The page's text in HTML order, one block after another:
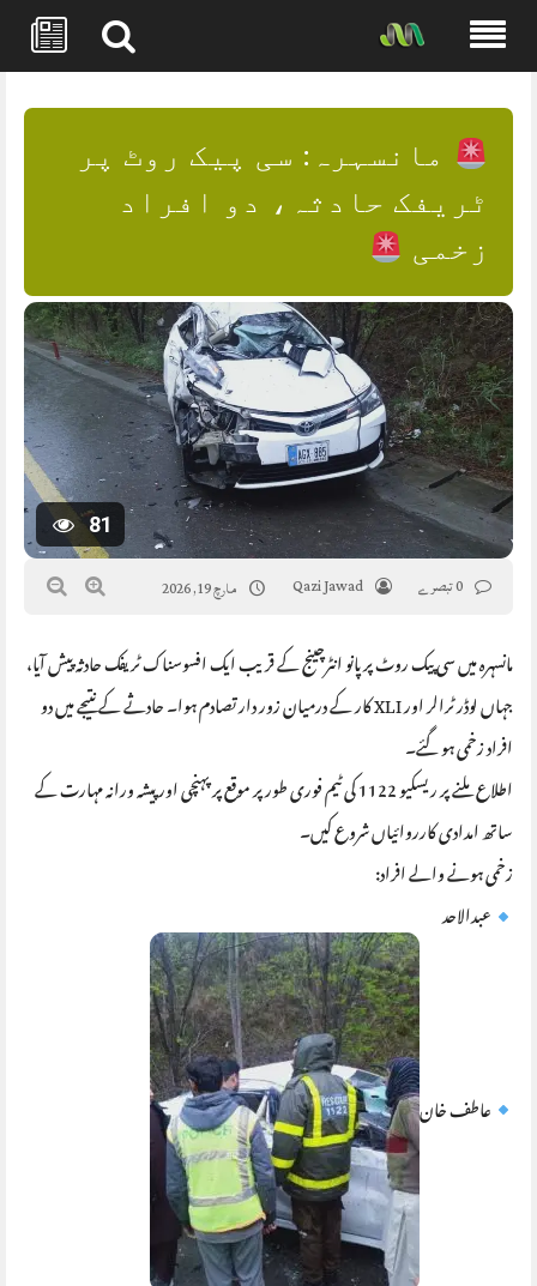
content
مانسہرہ: سی پیک روٹ پر
ٹریفک حادثہ، دو افراد
زخمی
81
Qazi Jawad مارچ 19, 2026
مانسہرہ میں سی پیک روٹ پر پانو انٹرچینج کے قریب ایک افسوسناک ٹریفک حادثہ پیش آیا،
جہاں لوڈر ٹرالر اور XLI کار کے درمیان زور دار تصادم ہوا۔ حادثے کے نتیجے میں دو
افراد زخمی ہو گئے۔
اطلاع ملنے پر ریسکیو 1122 کی ٹیم فوری طور پر موقع پر پہنچی اور پیشہ ورانہ مہارت کے
ساتھ امدادی کارروائیاں شروع کیں۔
زخمی ہونے والے افراد:
عبدالاحد
عاطف خان